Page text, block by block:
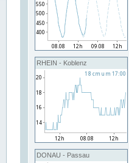
RHEIN - Koblenz
DONAU - Passau